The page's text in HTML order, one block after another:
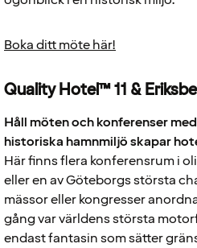
Boka ditt möte här!
Quality Hotel™ 11 &
Håll möten och konferenser
historiska hamnmiljö skapar
Här finns flera konferensrum i
eller en av Göteborgs största
mässor eller kongresser
gång var världens största
endast fantasin som sätter